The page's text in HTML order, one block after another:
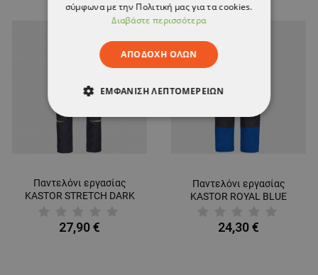
Παντελόνι εργασίας
KASTOR STRETCH DARK
27,90 €
Παντελόνι εργασίας
KASTOR ROYAL BLUE
24,30 €
σύμφωνα με την Πολιτική μας για τα cookies.
Διαβάστε περισσότερα
ΑΠΟΔΟΧΉ ΌΛΩΝ
ΕΜΦΆΝΙΣΗ ΛΕΠΤΟΜΕΡΕΙΏΝ
ΑΠΟΛΎΤΩΣ ΑΠΑΡΑΊΤΗΤΑ
ΑΠΌΔΟΣΗΣ ΣΤΌΧΕΥΣΗΣ
ΛΕΙΤΟΥΡΓΙΚΌΤΗΤΑΣ
ΜΗ ΤΑΞΙΝΟΜΗΜΈΝΑ